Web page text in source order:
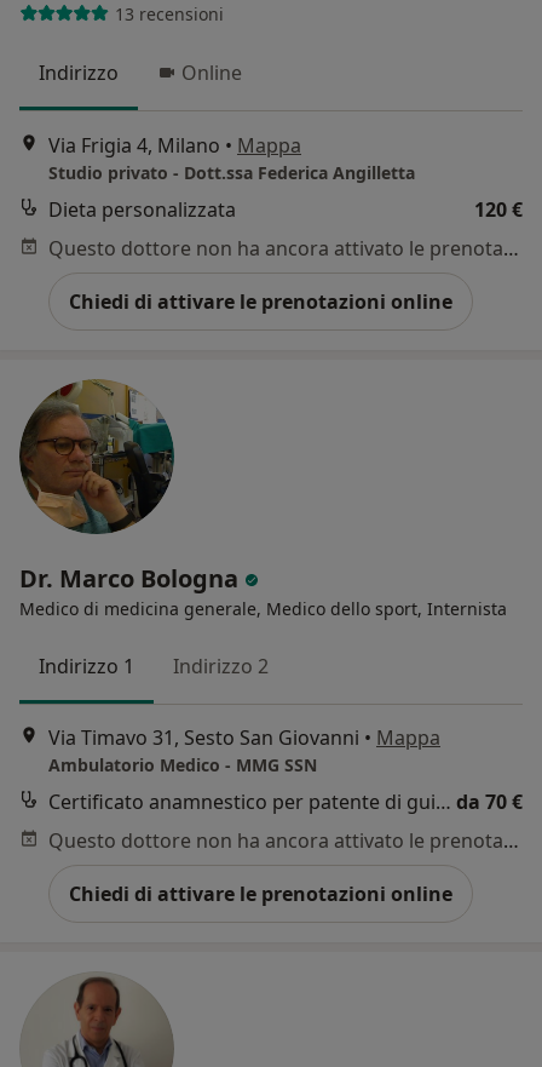
13 recensioni
Indirizzo Online
Via Frigia 4, Milano • Mappa
Studio privato - Dott.ssa Federica Angilletta
Dieta personalizzata
120 €
Questo dottore non ha ancora attivato le prenotazioni online presso questo indirizzo.
Chiedi di attivare le prenotazioni online
Dr. Marco Bologna
Medico di medicina generale, Medico dello sport, Internista
Indirizzo 1 Indirizzo 2
Via Timavo 31, Sesto San Giovanni • Mappa
Ambulatorio Medico - MMG SSN
Certificato anamnestico per patente di guida da 70 €
Questo dottore non ha ancora attivato le prenotazioni online presso questo indirizzo.
Chiedi di attivare le prenotazioni online